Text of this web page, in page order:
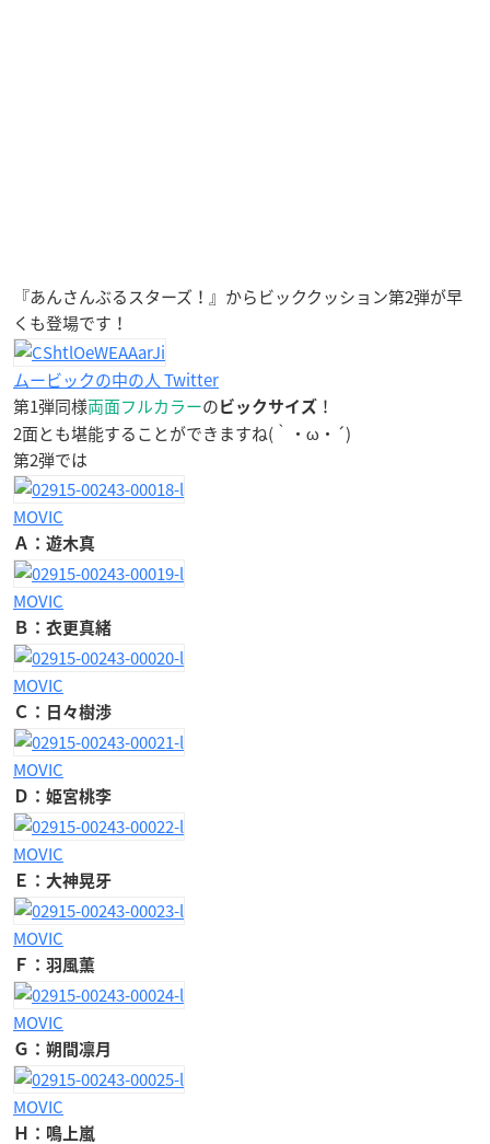
『あんさんぶるスターズ！』からビッククッション第2弾が早
くも登場です！
ムービックの中の人 Twitter
第1弾同様両面フルカラーの ビックサイズ ！
2面とも堪能することができますね(｀・ω・´)
第2弾では
MOVIC
Ａ：遊木真
MOVIC
Ｂ：衣更真緒
MOVIC
Ｃ：日々樹渉
MOVIC
Ｄ：姫宮桃李
MOVIC
Ｅ：大神晃牙
MOVIC
Ｆ：羽風薫
MOVIC
Ｇ：朔間凛月
MOVIC
Ｈ：鳴上嵐